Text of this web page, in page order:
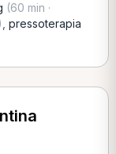
(60 min ·
pressoterapia